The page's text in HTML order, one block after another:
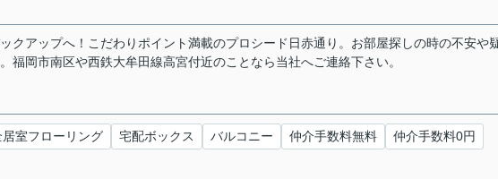
クアップへ！こだわりポイント満載のプロシード日赤通り。お部屋探しの時の不安や
福岡市南区や西鉄大牟田線高宮付近のことなら当社へご連絡下さい。
居室フローリング 宅配ボックス バルコニー 仲介手数料無料
仲介手数料0円